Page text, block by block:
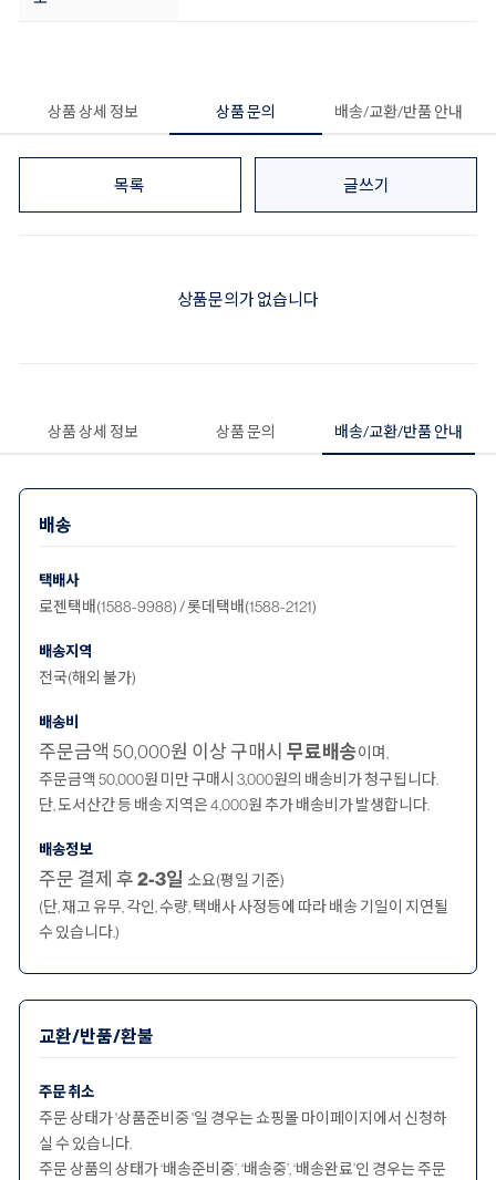
상품 상세 정보 상품 문의 배송/교환/반품 안내
목록 글쓰기
상품문의가 없습니다
상품 상세 정보 상품 문의 배송/교환/반품 안내
배송
택배사
로젠택배(1588-9988) / 롯데택배(1588-2121)
배송지역
전국(해외 불가)
배송비
주문금액 50,000원 이상 구매시 무료배송이며,
주문금액 50,000원 미만 구매시 3,000원의 배송비가 청구됩니다.
단, 도서산간 등 배송 지역은 4,000원 추가 배송비가 발생합니다.
배송정보
주문 결제 후 2-3일 소요(평일 기준)
(단, 재고 유무, 각인, 수량, 택배사 사정등에 따라 배송 기일이 지연될
수 있습니다.)
교환/반품/환불
주문 취소
주문 상태가 '상품준비중 '일 경우는 쇼핑몰 마이페이지에서 신청하
실 수 있습니다.
주문 상품의 상태가 ‘배송준비중’, ‘배송중’, ‘배송완료’인 경우는 주문